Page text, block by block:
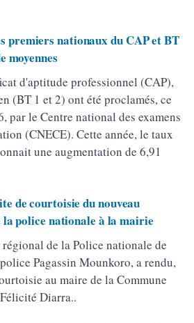
premiers nationaux du CAP et BT
moyennes
d'aptitude professionnel (CAP),
(BT 1 et 2) ont été proclamés, ce
par le Centre national des examens
(CNECE). Cette année, le taux
une augmentation de 6,91
de courtoisie du nouveau
police nationale à la mairie
de la Police nationale de
Pagassin Mounkoro, a rendu,
au maire de la Commune
Diarra..